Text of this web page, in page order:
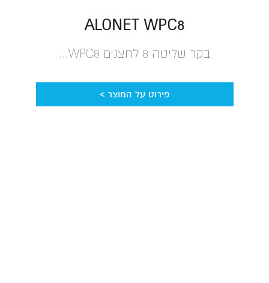
ALONET WPC8
בקר שליטה 8 לחצנים WPC8...
פירוט על המוצר >